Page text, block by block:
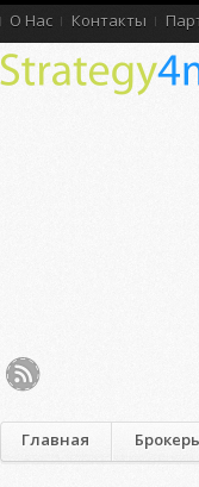
О Нас Контакты
Главная